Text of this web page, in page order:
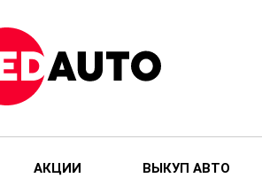
АКЦИИ ВЫКУП АВТО